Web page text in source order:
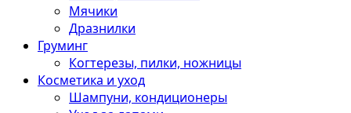
Мячики
Дразнилки
Груминг
Когтерезы, пилки, ножницы
Косметика и уход
Шампуни, кондиционеры